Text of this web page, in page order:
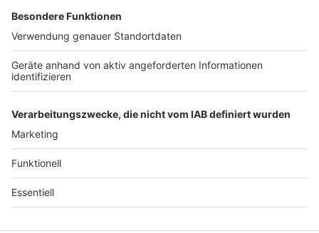
Archiv
ANTENNE BAYERN GROUP
Stiftung ANTENNE BAYERN
hilft
Teilnahmebedingungen
Grounding Page ANTENNE
BAYERN
Datenschutz­erklärung